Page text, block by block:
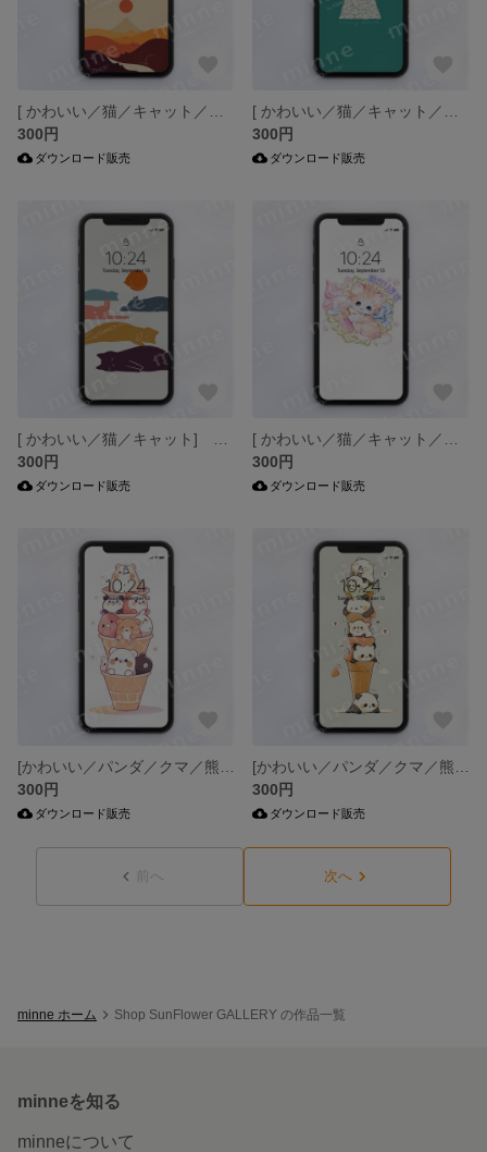
300円
ダウンロード販売
300円
ダウンロード販売
300円
ダウンロード販売
300円
ダウンロード販売
300円
ダウンロード販売
300円
ダウンロード販売
前へ 次へ
minne ホーム Shop SunFlower GALLERY の作品一覧
minneを知る
minneについて